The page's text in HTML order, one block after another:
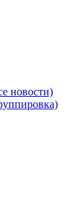
новости)